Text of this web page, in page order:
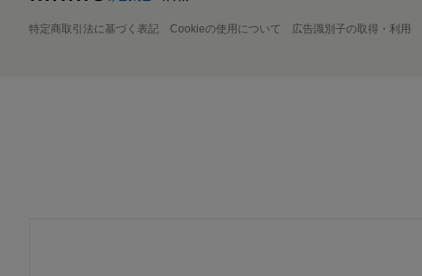
特定商取引法に基づく表記 Cookieの使用について 広告識別子の取得・利用